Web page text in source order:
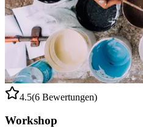
4.5(6 Bewertungen)
Workshop